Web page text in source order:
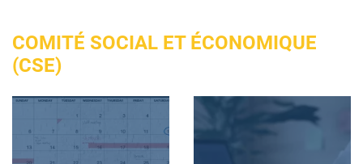
COMITÉ SOCIAL ET ÉCONOMIQUE
(CSE)